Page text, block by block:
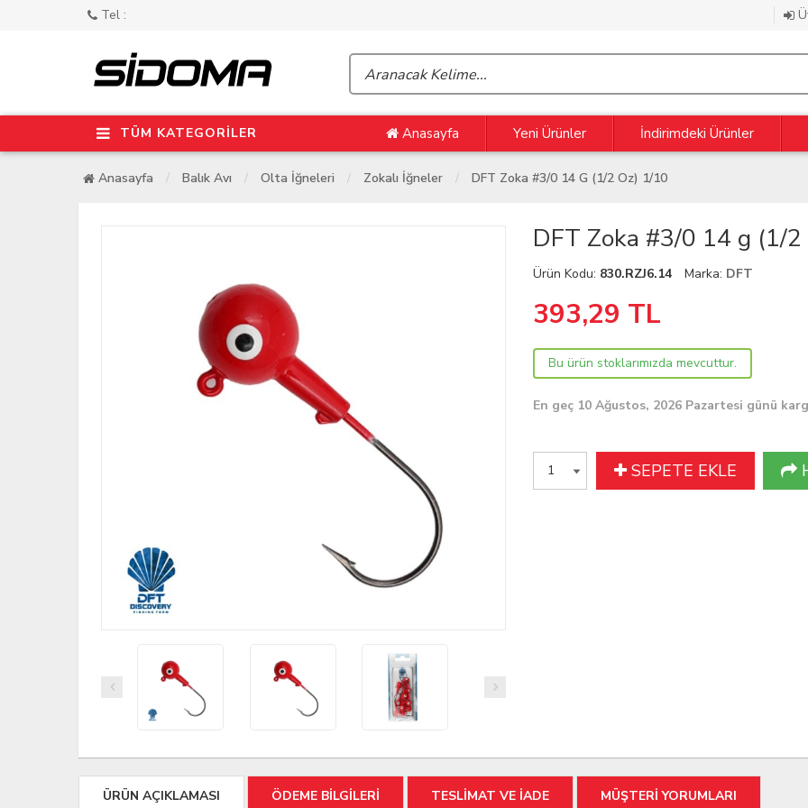
Tel :
TÜM KATEGORİLER Anasayfa Yeni Ürünler İndirimdeki Ürünler
Anasayfa Balık Avı Olta İğneleri Zokalı İğneler DFT Zoka #3/0 14 G (1/2 Oz) 1/10
DFT Zoka #3/0 14 g (1/
Ürün Kodu: 830.RZJ6.14 Marka: DFT
393,29 TL
Bu ürün stoklarımızda mevcuttur.
En geç 10 Ağustos, 2026 Pazartesi günü
SEPETE EKLE
ÜRÜN AÇIKLAMASI ÖDEME BİLGİLERİ TESLİMAT VE İADE MÜŞTERİ YORUMLARI